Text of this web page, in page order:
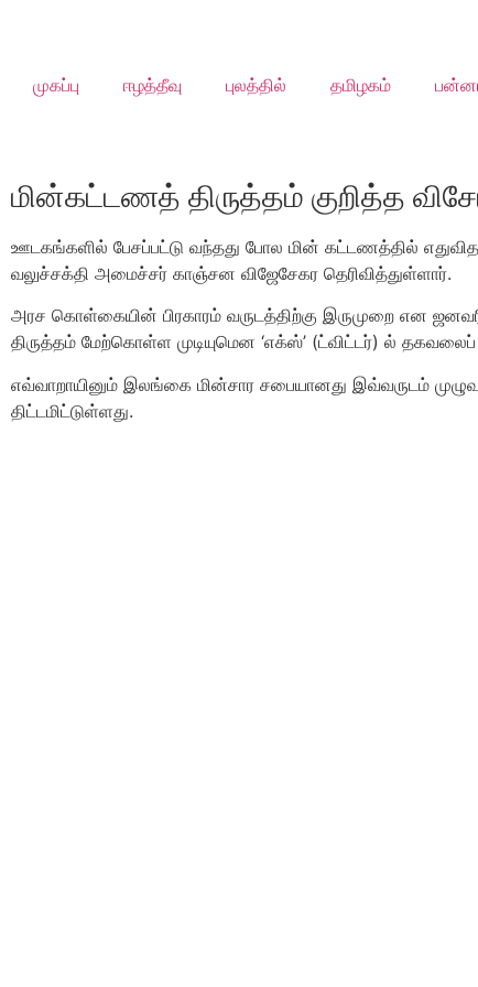
முகப்பு ஈழத்தீவு புலத்தில் தமிழகம்
மின்கட்டணத் திருத்தம் குறித்த
ஊடகங்களில் பேசப்பட்டு வந்தது போல மின் கட்டணத்தில்
வலுச்சக்தி அமைச்சர் காஞ்சன விஜேசேகர தெரிவித்துள்ளார்.
அரச கொள்கையின் பிரகாரம் வருடத்திற்கு இருமுறை என
திருத்தம் மேற்கொள்ள முடியுமென ‘எக்ஸ்’ (ட்விட்டர்) ல்
எவ்வாறாயினும் இலங்கை மின்சார சபையானது இவ்வருடம்
திட்டமிட்டுள்ளது.